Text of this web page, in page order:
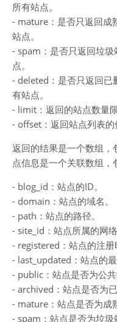
所有站点。
- mature：是否只返回成
站点。
- spam：是否只返回垃
点。
- deleted：是否只返回已
有站点。
- limit：返回的站点数量
- offset：返回站点列表的
返回的结果是一个数组
点信息是一个关联数组，
- blog_id：站点的ID。
- domain：站点的域名。
- path：站点的路径。
- site_id：站点所属的网络
- registered：站点的注册
- last_updated：站点的最
- public：站点是否为公共
- archived：站点是否为已
- mature：站点是否为成
- spam：站点是否为垃圾